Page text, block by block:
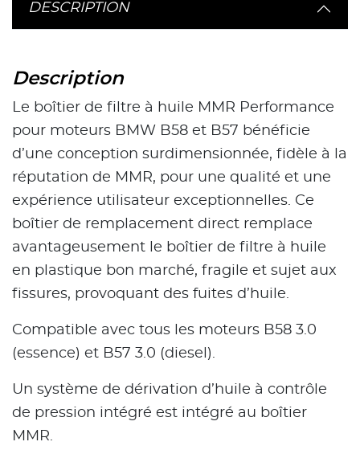
DESCRIPTION
Description
Le boîtier de filtre à huile MMR Performance
pour moteurs BMW B58 et B57 bénéficie
d’une conception surdimensionnée, fidèle à la
réputation de MMR, pour une qualité et une
expérience utilisateur exceptionnelles. Ce
boîtier de remplacement direct remplace
avantageusement le boîtier de filtre à huile
en plastique bon marché, fragile et sujet aux
fissures, provoquant des fuites d’huile.
Compatible avec tous les moteurs B58 3.0
(essence) et B57 3.0 (diesel).
Un système de dérivation d’huile à contrôle
de pression intégré est intégré au boîtier
MMR.